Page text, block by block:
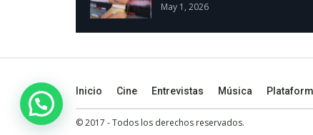
May 1, 2026
Inicio Cine Entrevistas Música
© 2017 - Todos los derechos reservados.